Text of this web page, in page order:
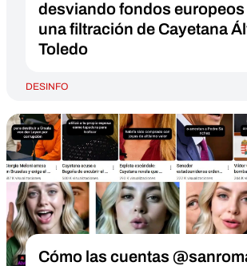
desviando fondos
una filtración de Cayetana
Toledo
DESINFO
Cómo las cuentas